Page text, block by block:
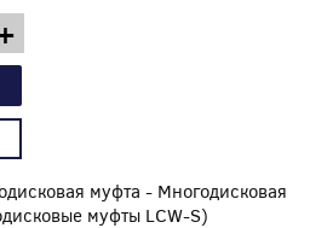
муфта - Многодисковая
муфты LCW-S)